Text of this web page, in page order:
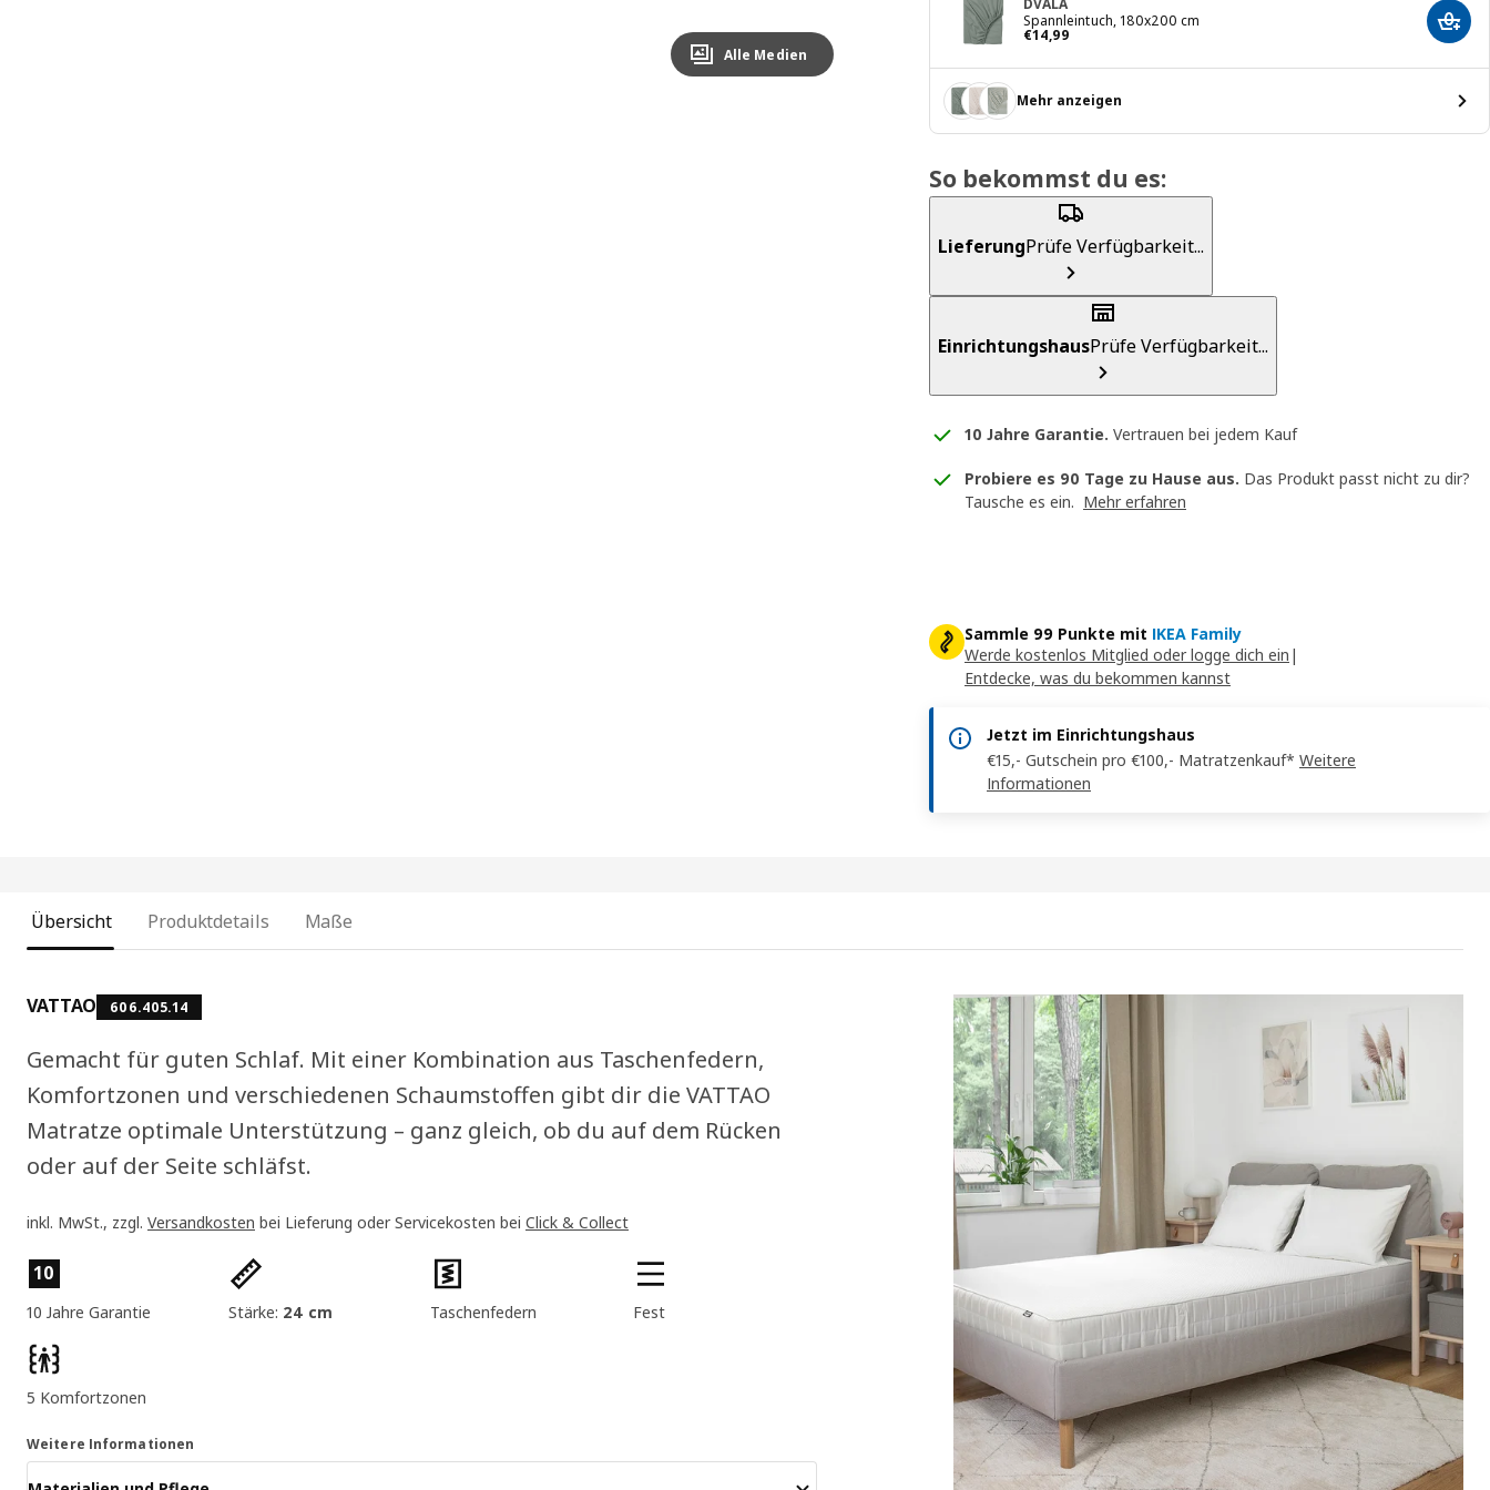
Alle Medien
Spannleintuch, 180x200 cm
€14,99
Preis € 14,99 In
Mehr anzeigen
So bekommst du es:
LieferungPrüfe Verfügbarkeit...
EinrichtungshausPrüfe Verfügbarkeit...
10 Jahre Garantie. Vertrauen bei jedem Kauf
Probiere es 90 Tage zu Hause aus. Das Produkt passt nicht zu dir?
Tausche es ein. Mehr erfahren
Sammle 99 Punkte mit IKEA Family
Werde kostenlos Mitglied oder logge dich ein |
Entdecke, was du bekommen kannst
Jetzt im Einrichtungshaus
€15,- Gutschein pro €100,- Matratzenkauf* Weitere
Informationen
Übersicht Produktdetails Maße
VATTAO 606.405.14
Gemacht für guten Schlaf. Mit einer Kombination aus Taschenfedern,
Komfortzonen und verschiedenen Schaumstoffen gibt dir die VATTAO
Matratze optimale Unterstützung – ganz gleich, ob du auf dem Rücken
oder auf der Seite schläfst.
inkl. MwSt., zzgl. Versandkosten bei Lieferung oder Servicekosten bei Click & Collect
Produktmerkmale
10
10 Jahre Garantie Stärke: 24 cm Taschenfedern Fest
5 Komfortzonen
Weitere Informationen